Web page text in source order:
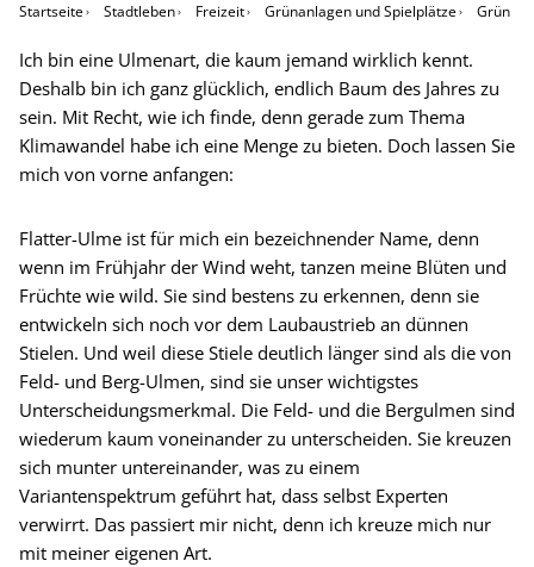
Startseite Stadtleben Freizeit Grünanlagen und Spielplätze Grün in
Ich bin eine Ulmenart, die kaum jemand wirklich kennt.
Deshalb bin ich ganz glücklich, endlich Baum des Jahres zu
sein. Mit Recht, wie ich finde, denn gerade zum Thema
Klimawandel habe ich eine Menge zu bieten. Doch lassen Sie
mich von vorne anfangen:
Flatter-Ulme ist für mich ein bezeichnender Name, denn
wenn im Frühjahr der Wind weht, tanzen meine Blüten und
Früchte wie wild. Sie sind bestens zu erkennen, denn sie
entwickeln sich noch vor dem Laubaustrieb an dünnen
Stielen. Und weil diese Stiele deutlich länger sind als die von
Feld- und Berg-Ulmen, sind sie unser wichtigstes
Unterscheidungsmerkmal. Die Feld- und die Bergulmen sind
wiederum kaum voneinander zu unterscheiden. Sie kreuzen
sich munter untereinander, was zu einem
Variantenspektrum geführt hat, dass selbst Experten
verwirrt. Das passiert mir nicht, denn ich kreuze mich nur
mit meiner eigenen Art.